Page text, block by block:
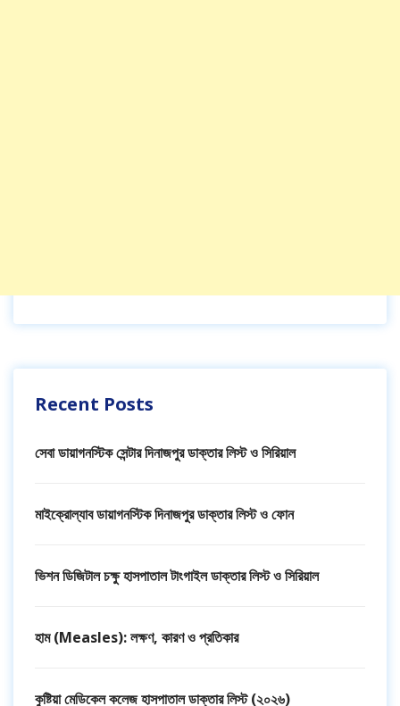
Recent Posts
সেবা ডায়াগনস্টিক সেন্টার দিনাজপুর ডাক্তার লিস্ট ও সিরিয়াল
মাইক্রোল্যাব ডায়াগনস্টিক দিনাজপুর ডাক্তার লিস্ট ও ফোন
ভিশন ডিজিটাল চক্ষু হাসপাতাল টাংগাইল ডাক্তার লিস্ট ও সিরিয়াল
হাম (Measles): লক্ষণ, কারণ ও প্রতিকার
কুষ্টিয়া মেডিকেল কলেজ হাসপাতাল ডাক্তার লিস্ট (২০২৬)